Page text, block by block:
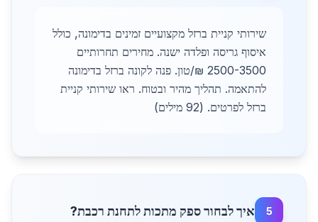
שירותי קניית ברזל מקצועיים זמינים בדימונה, כולל
איסוף גריסה ופלדה ישנה. מחירים תחרותיים
2500-3500 ₪/טון. פנה לקונה ברזל בדימונה
להתאמה. תהליך מהיר ובטוח. ראו שירותי קניית
ברזל לפרטים. (92 מילים)
5 איך לבחור ספק מתכות לתחנת רכבת?